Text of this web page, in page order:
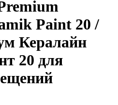
Paint 20 /
Кералайн
20 для